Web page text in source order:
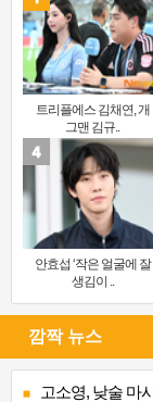
트리플에스 김채연, 개
그맨 김규..
안효섭 ‘작은 얼굴에 잘
생김이 ..
깜짝 뉴스
고소영, 낮술 마